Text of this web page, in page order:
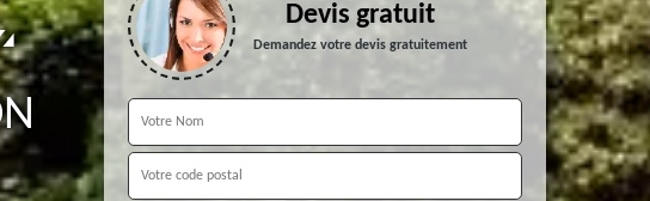
Devis gratuit
Demandez votre devis gratuitement